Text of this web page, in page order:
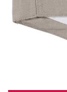
детска